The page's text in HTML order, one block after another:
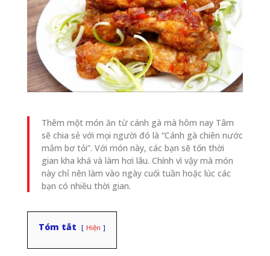
Thêm một món ăn từ cánh gà mà hôm nay Tâm
sẽ chia sẻ với mọi người đó là “Cánh gà chiên nước
mắm bơ tỏi”. Với món này, các bạn sẽ tốn thời
gian kha khá và làm hơi lâu. Chính vì vậy mà món
này chỉ nên làm vào ngày cuối tuần hoặc lúc các
bạn có nhiều thời gian.
Tóm tắt Hiện